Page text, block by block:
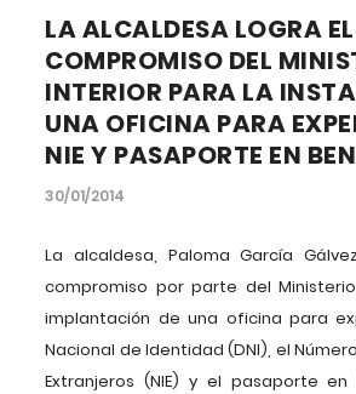
LA ALCALDESA LOGRA EL
COMPROMISO DEL
INTERIOR PARA LA
UNA OFICINA PARA
NIE Y PASAPORTE EN
30/01/2014
La alcaldesa, Paloma García
compromiso por parte del
implantación de una oficina para
Nacional de Identidad (DNI), el
Extranjeros (NIE) y el pasaporte en